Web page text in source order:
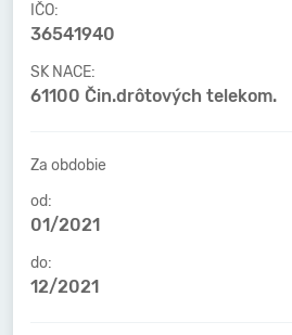
IČO:
36541940
SK NACE:
61100 Čin.drôtových telekom.
Za obdobie
od:
01/2021
do:
12/2021